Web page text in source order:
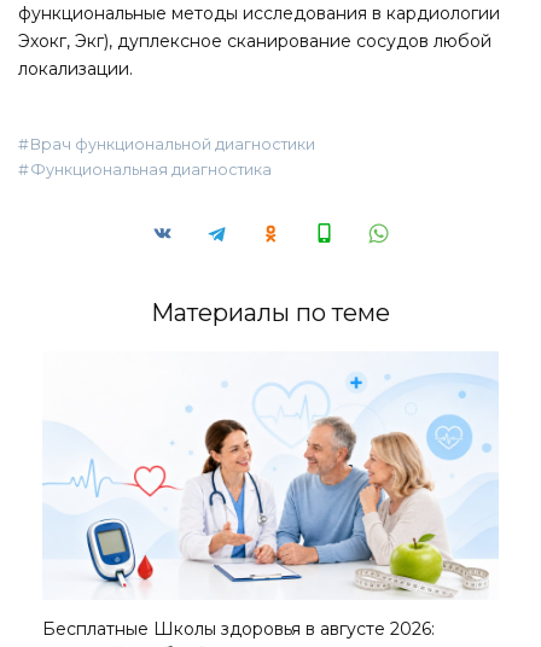
функциональные методы исследования в кардиологии
Эхокг, Экг), дуплексное сканирование сосудов любой
локализации.
Врач функциональной диагностики
Функциональная диагностика
Материалы по теме
Бесплатные Школы здоровья в августе 2026: